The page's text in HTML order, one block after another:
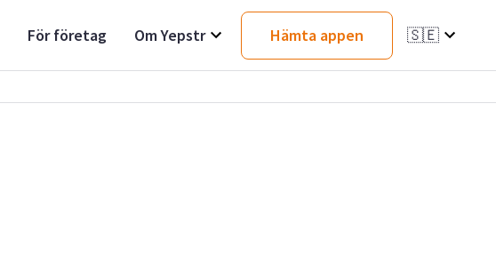
För företag Om Yepstr Hämta appen 🇸🇪